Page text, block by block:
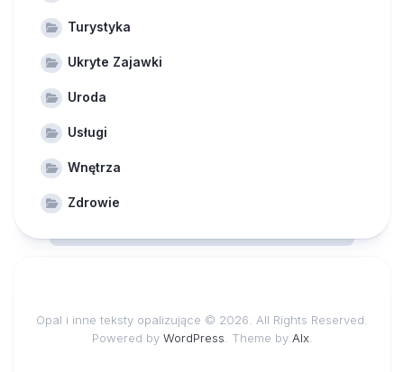
Turystyka
Ukryte Zajawki
Uroda
Usługi
Wnętrza
Zdrowie
Opal i inne teksty opalizujące © 2026. All Rights Reserved.
Powered by WordPress . Theme by Alx